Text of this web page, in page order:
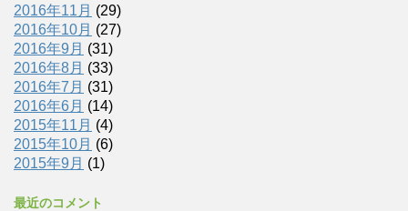
2016年11月 (29)
2016年10月 (27)
2016年9月 (31)
2016年8月 (33)
2016年7月 (31)
2016年6月 (14)
2015年11月 (4)
2015年10月 (6)
2015年9月 (1)
最近のコメント